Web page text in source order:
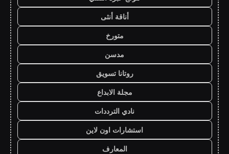
أناقة أنثى
متورخ
مدسن
روتانا تسويق
مجلة الابداع
نادي الترددات
استشارات اون لاين
المعارف